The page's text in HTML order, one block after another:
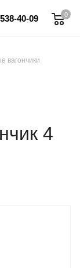
0
40-09
вагончики
4